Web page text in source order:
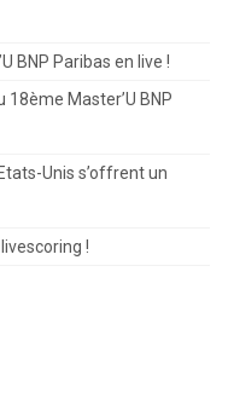
BNP Paribas en live !
Master’U BNP
Unis s’offrent un
!